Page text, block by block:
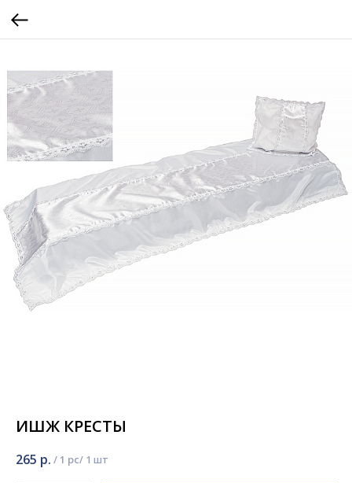
ИШЖ КРЕСТЫ
265 р. / 1 pc